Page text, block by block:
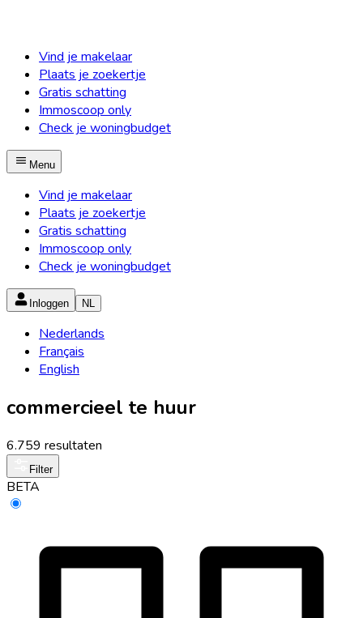
Vind je makelaar
Plaats je zoekertje
Gratis schatting
Immoscoop only
Check je woningbudget
Menu
Vind je makelaar
Plaats je zoekertje
Gratis schatting
Immoscoop only
Check je woningbudget
Inloggen NL
Nederlands
Français
English
commercieel te huur
6.759 resultaten
Filter
BETA